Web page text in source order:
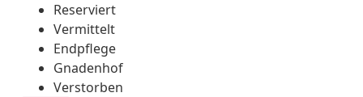
Reserviert
Vermittelt
Endpflege
Gnadenhof
Verstorben